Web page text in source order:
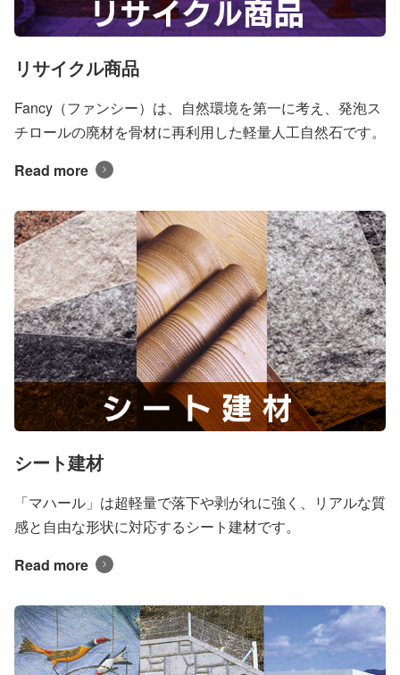
リサイクル商品
Fancy（ファンシー）は、自然環境を第一に考え、発泡ス
チロールの廃材を骨材に再利用した軽量人工自然石です。
Read more
シート建材
「マハール」は超軽量で落下や剥がれに強く、リアルな質
感と自由な形状に対応するシート建材です。
Read more